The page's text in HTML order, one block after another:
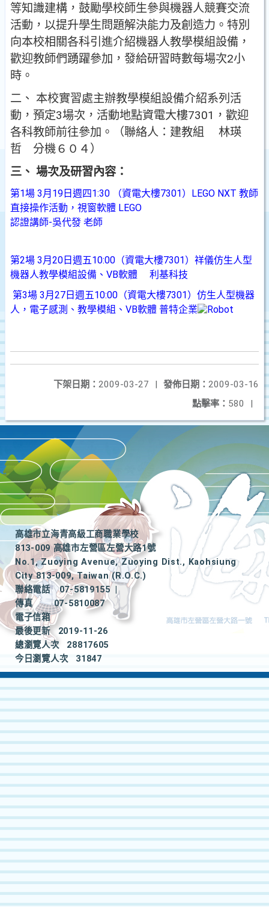
等知識建構，鼓勵學校師生參與機器人競賽交流
活動，以提升學生問題解決能力及創造力。特別
向本校相關各科引進介紹機器人教學模組設備，
歡迎教師們踴躍參加，發給研習時數每場次2小
時。
二、 本校實習處主辦教學模組設備介紹系列活
動，預定3場次，活動地點資電大樓7301，歡迎
各科教師前往參加。（聯絡人：建教組 林瑛
哲 分機６０４）
三、 場次及研習內容：
第1場 3月19日週四1:30 （資電大樓7301）LEGO NXT 教師
直接操作活動，視窗軟體 LEGO
認證講師-吳代發 老師
第2場 3月20日週五10:00（資電大樓7301）祥儀仿生人型
機器人教學模組設備、VB軟體 利基科技
第3場 3月27日週五10:00（資電大樓7301）仿生人型機器
人，電子感測、教學模組、VB軟體 普特企業
發佈日期： 2009-03-16
下架日期： 2009-03-27
|
點擊率： 580 |
高雄市立海青高級工商職業學校
813-009 高雄市左營區左營大路1號
No.1, Zuoying Avenue, Zuoying Dist., Kaohsiung
City 813-009, Taiwan (R.O.C.)
聯絡電話
07-5819155
|
傳真
07-5810087
電子信箱
最後更新
2019-11-26
總瀏覽人次
28817605
今日瀏覽人次
31847